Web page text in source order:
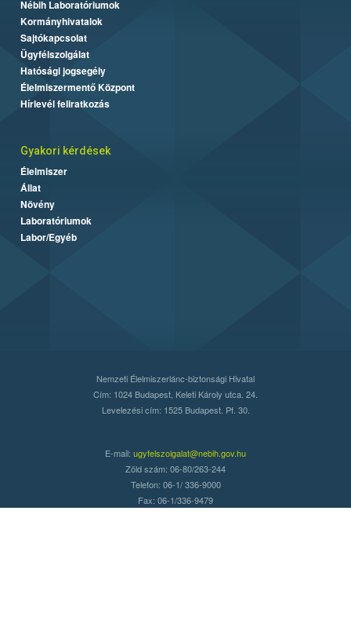
Nébih Laboratóriumok
Kormányhivatalok
Sajtókapcsolat
Ügyfélszolgálat
Hatósági jogsegély
Élelmiszermentő Központ
Hírlevél feliratkozás
Gyakori kérdések
Élelmiszer
Állat
Növény
Laboratóriumok
Labor/Egyéb
Nemzeti Élelmiszerlánc-biztonsági Hivatal
Cím: 1024 Budapest, Keleti Károly utca. 24.
Levelezési cím: 1525 Budapest. Pf. 30.
E-mail: ugyfelszolgalat@nebih.gov.hu
Zöld szám: 06-80/263-244
Telefon: 06-1/ 336-9000
Fax: 06-1/336-9479